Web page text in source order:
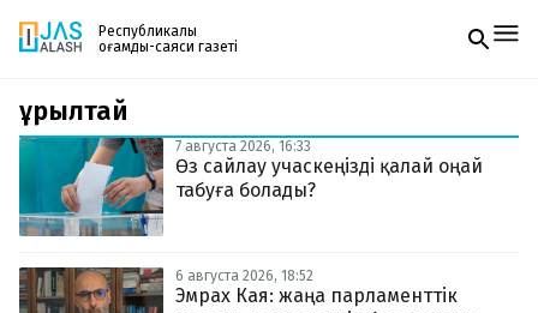
Республикалық
қоғамдық-саяси газеті
Жаңалықтар
Спорт
Руханият
Аймақ
Архив
Заң және тәртіп
Газетке жазылу
PDF форматтағы газетті ай сайын электронды
поштаңызға алып отырыңыз. Жаңа нөмір
шыққан сәтте сізге бірден жіберіледі. Тек email
Құрылтай
7 августа 2026, 16:33
Өз сайлау учаскеңізді қалай оңай
табуға болады?
6 августа 2026, 18:52
Эмрах Кая: жаңа парламенттік